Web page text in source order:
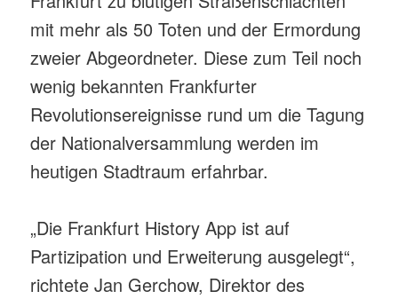
mit mehr als 50 Toten und der Ermordung
zweier Abgeordneter. Diese zum Teil noch
wenig bekannten Frankfurter
Revolutionsereignisse rund um die Tagung
der Nationalversammlung werden im
heutigen Stadtraum erfahrbar.
„Die Frankfurt History App ist auf
Partizipation und Erweiterung ausgelegt“,
richtete Jan Gerchow, Direktor des